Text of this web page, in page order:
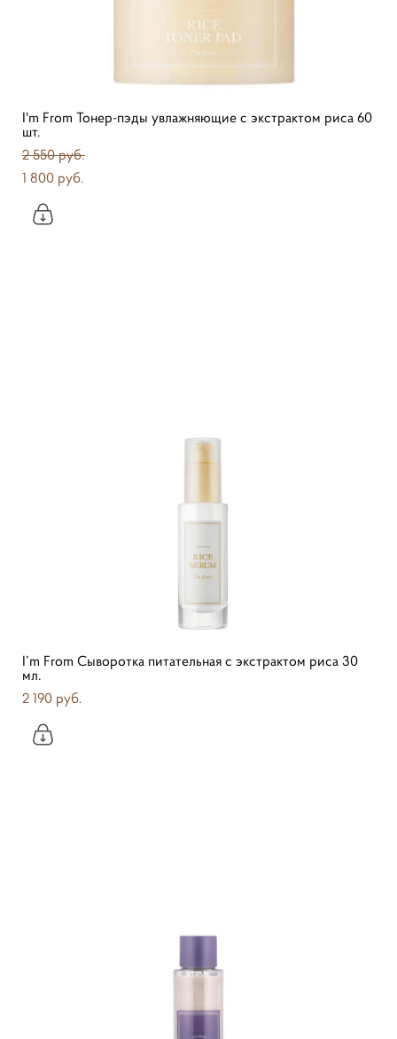
I'm From Тонер-пэды увлажняющие с экстрактом риса 60
шт.
2 550 pуб.
1 800 pуб.
I’m From Сыворотка питательная с экстрактом риса 30
мл.
2 190 pуб.